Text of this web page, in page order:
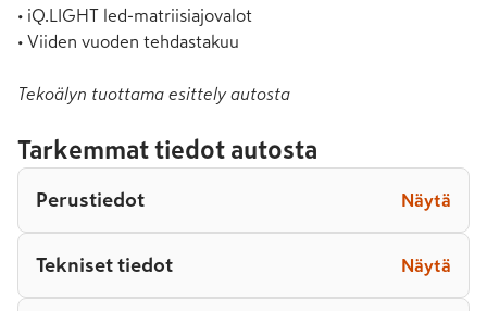
• iQ.LIGHT led-matriisiajovalot
• Viiden vuoden tehdastakuu
Tekoälyn tuottama esittely autosta
Tarkemmat tiedot autosta
Perustiedot Näytä
Tekniset tiedot Näytä